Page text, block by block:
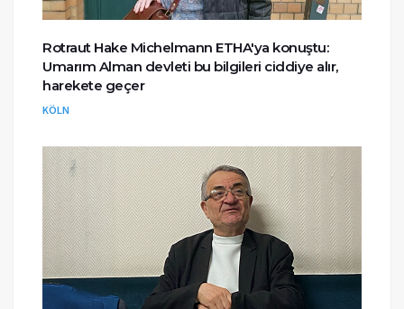
Rotraut Hake Michelmann ETHA'ya konuştu:
Umarım Alman devleti bu bilgileri ciddiye alır,
harekete geçer
KÖLN